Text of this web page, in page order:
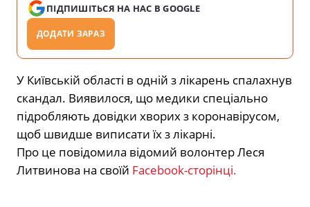
ПІДПИШІТЬСЯ НА НАС В GOOGLE
ДОДАТИ ЗАРАЗ
У Київській області в одній з лікарень спалахнув
скандал. Виявилося, що медики спеціально
підробляють довідки хворих з коронавірусом,
щоб швидше виписати їх з лікарні.
Про це повідомила відомий волонтер Леся
Литвинова на своїй Facebook-сторінці.